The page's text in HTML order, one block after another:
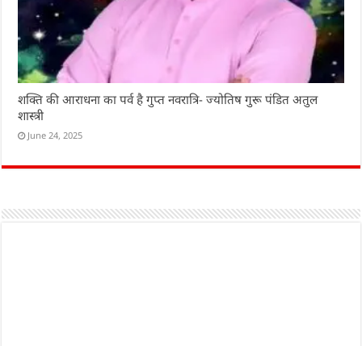
शक्ति की आराधना का पर्व है गुप्त नवरात्रि- ज्योतिष गुरू पंडित अतुल
शास्त्री
June 24, 2025